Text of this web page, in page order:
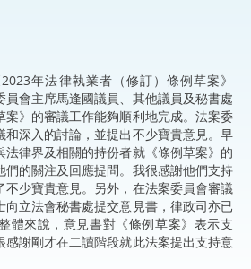
年法律執業者（修訂）條例草案》
員會主席馬逢國議員、其他議員及秘書處
案》的審議工作能夠順利地完成。法案委
和深入的討論，並提出不少寶貴意見。早
律界及相關的持份者就《條例草案》的
們的關注及回應提問。我很感謝他們支持
不少寶貴意見。另外，在法案委員會審議
立法會秘書處提交意見書，律政司亦已
體來說，意見書對《條例草案》表示支
感謝剛才在二讀階段就此法案提出支持意